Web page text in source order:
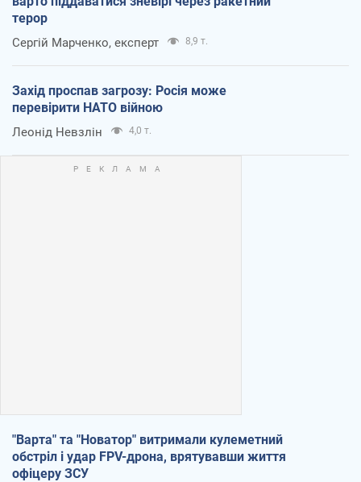
терор
Сергій Марченко, експерт 8,9 т.
Захід проспав загрозу: Росія може
перевірити НАТО війною
Леонід Невзлін 4,0 т.
"Варта" та "Новатор" витримали кулеметний
обстріл і удар FPV-дрона, врятувавши життя
офіцеру ЗСУ